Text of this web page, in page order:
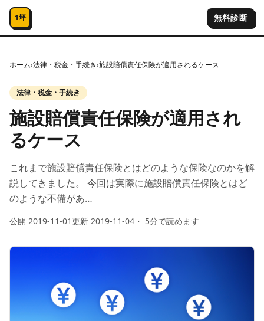
コンテンツへスキップ
1坪 無料診断
ホーム›法律・税金・手続き›施設賠償責任保険が適用されるケース
法律・税金・手続き
施設賠償責任保険が適用され
るケース
これまで施設賠償責任保険とはどのような保険なのかを解
説してきました。 今回は実際に施設賠償責任保険とはど
のような不備があ…
公開 2019-11-01更新 2019-11-04 ・ 5分で読めます